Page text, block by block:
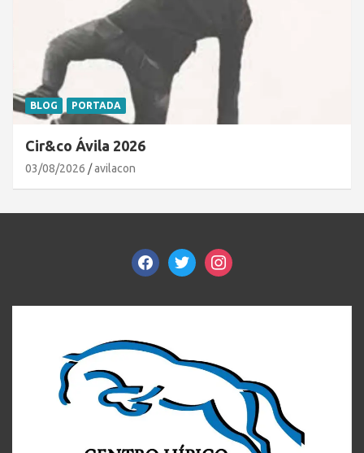
BLOG PORTADA
Cir&co Ávila 2026
03/08/2026 avilacon
facebooktwitterinstagram